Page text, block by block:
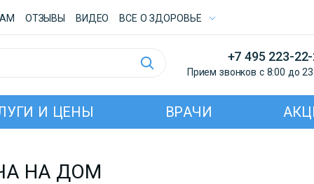
ОТЗЫВЫ ВИДЕО ВСE О ЗДОРОВЬЕ
+7 495 223-
Прием звонков с 8:00 до
И ЦЕНЫ ВРАЧИ
НА ДОМ